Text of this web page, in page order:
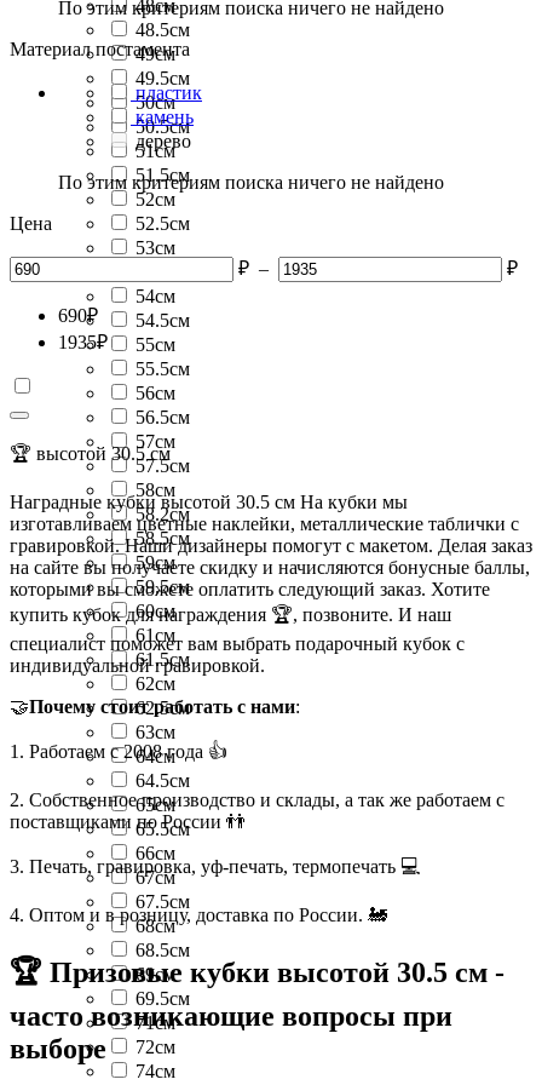
48см
48.5см
49см
49.5см
50см
50.5см
51см
51.5см
52см
52.5см
53см
54см
54.5см
55см
55.5см
56см
56.5см
57см
57.5см
58см
58.2см
58.5см
59см
59.5см
60см
61см
61.5см
62см
62.5см
63см
64см
64.5см
65см
65.5см
66см
67см
67.5см
68см
68.5см
69см
69.5см
71см
72см
74см
По этим критериям поиска ничего не найдено
Материал постамента
пластик
камень
дерево
По этим критериям поиска ничего не найдено
Цена
₽ – ₽
690₽
1935₽
🏆 высотой 30.5 см
Наградные кубки высотой 30.5 см На кубки мы
изготавливаем цветные наклейки, металлические таблички с
гравировкой. Наши дизайнеры помогут с макетом. Делая заказ
на сайте вы получаете скидку и начисляются бонусные баллы,
которыми вы сможете оплатить следующий заказ. Хотите
купить кубок для награждения 🏆, позвоните. И наш
специалист поможет вам выбрать подарочный кубок с
индивидуальной гравировкой.
🤝Почему стоит работать с нами:
1. Работаем с 2008 года 👍
2. Собственное производство и склады, а так же работаем с
поставщиками по России 👬
3. Печать, гравировка, уф-печать, термопечать 💻
4. Оптом и в розницу, доставка по России. 🚂
🏆 Призовые кубки высотой 30.5 см -
часто возникающие вопросы при
выборе